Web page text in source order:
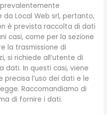
Local Web srl, pertanto,
è prevista raccolta di dati
casi, come per la sezione
la trasmissione di
si richiede all’utente di
dati. In questi casi, viene
l’uso dei dati e le
Raccomandiamo di
di fornire i dati.